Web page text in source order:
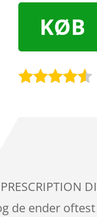
KØB
mmelser
de ender